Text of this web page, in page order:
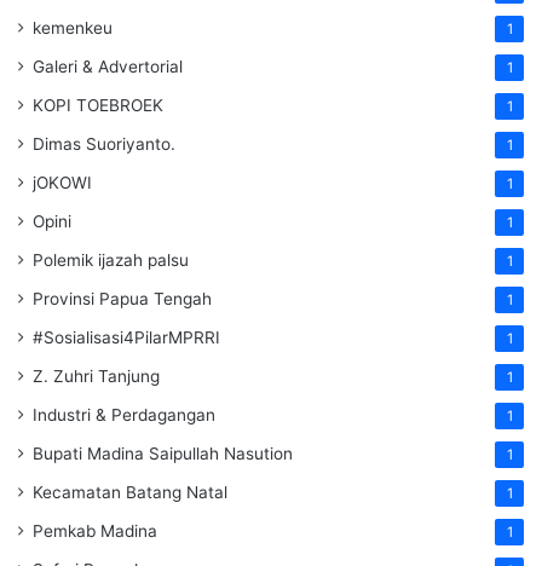
kemenkeu 1
Galeri & Advertorial 1
KOPI TOEBROEK 1
Dimas Suoriyanto. 1
jOKOWI 1
Opini 1
Polemik ijazah palsu 1
Provinsi Papua Tengah 1
#Sosialisasi4PilarMPRRI 1
Z. Zuhri Tanjung 1
Industri & Perdagangan 1
Bupati Madina Saipullah Nasution 1
Kecamatan Batang Natal 1
Pemkab Madina 1